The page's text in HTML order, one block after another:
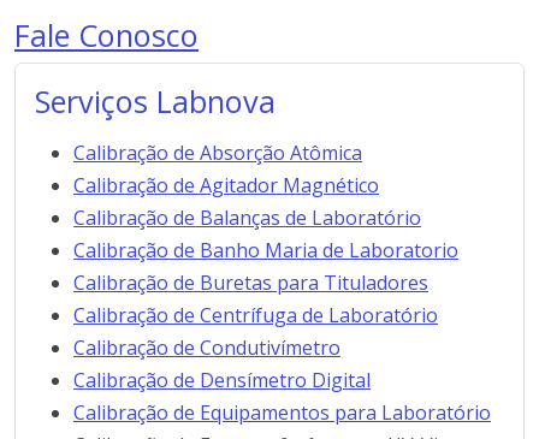
Fale Conosco
Serviços Labnova
Calibração de Absorção Atômica
Calibração de Agitador Magnético
Calibração de Balanças de Laboratório
Calibração de Banho Maria de Laboratorio
Calibração de Buretas para Tituladores
Calibração de Centrífuga de Laboratório
Calibração de Condutivímetro
Calibração de Densímetro Digital
Calibração de Equipamentos para Laboratório